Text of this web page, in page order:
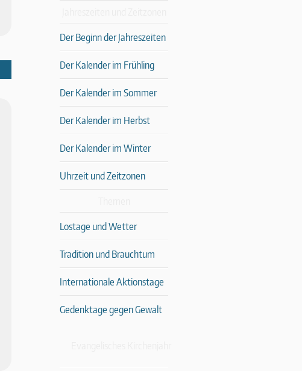
Der Beginn der Jahreszeiten
Der Kalender im Frühling
Der Kalender im Sommer
Der Kalender im Herbst
Der Kalender im Winter
Uhrzeit und Zeitzonen
Lostage und Wetter
Tradition und Brauchtum
Internationale Aktionstage
Gedenktage gegen Gewalt